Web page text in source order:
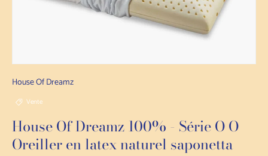
House Of Dreamz
Vente
House Of Dreamz 100% - Série O O
Oreiller en latex naturel saponetta